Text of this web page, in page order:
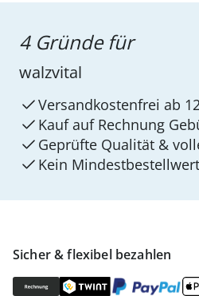
Sicher & flexibel bezahlen
4 Gründe für
walzvital
Versandkostenfrei ab
Kauf auf Rechnung
Geprüfte Qualität &
Kein Mindest­bestellwert